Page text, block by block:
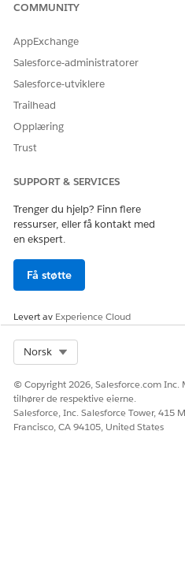
COMMUNITY
AppExchange
Salesforce-administratorer
Salesforce-utviklere
Trailhead
Opplæring
Trust
SUPPORT & SERVICES
Trenger du hjelp? Finn flere
ressurser, eller få kontakt med
en ekspert.
Få støtte
Levert av Experience Cloud
Norsk
© Copyright 2026, Salesforce.com
tilhører de respektive eierne.
Salesforce, Inc. Salesforce Tower, 415
Francisco, CA 94105, United States